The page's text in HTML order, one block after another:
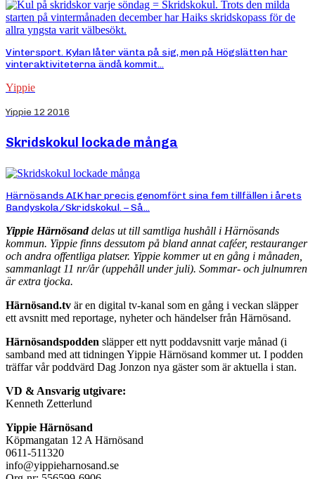
Vintersport. Kylan låter vänta på sig, men på Högslätten har
vinteraktiviteterna ändå kommit...
Yippie
Yippie 12 2016
Skridskokul lockade många
Härnösands AIK har precis genomfört sina fem tillfällen i årets
Bandyskola/Skridskokul. – Så...
Yippie Härnösanddelas ut till samtliga hushåll i Härnösands
kommun. Yippie finns dessutom på bland annat caféer, restauranger
och andra offentliga platser. Yippie kommer ut en gång i månaden,
sammanlagt 11 nr/år (uppehåll under juli). Sommar- och julnumren
är extra tjocka.
Härnösand.tv är en digital tv-kanal som en gång i veckan släpper
ett avsnitt med reportage, nyheter och händelser från Härnösand.
Härnösandspodden släpper ett nytt poddavsnitt varje månad (i
samband med att tidningen Yippie Härnösand kommer ut. I podden
träffar vår poddvärd Dag Jonzon nya gäster som är aktuella i stan.
VD & Ansvarig utgivare:
Kenneth Zetterlund
Yippie Härnösand
Köpmangatan 12 A Härnösand
0611-511320
info@yippieharnosand.se